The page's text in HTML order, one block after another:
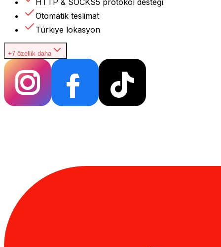
Otomatik teslimat
Türkiye lokasyon
+7 özellik daha